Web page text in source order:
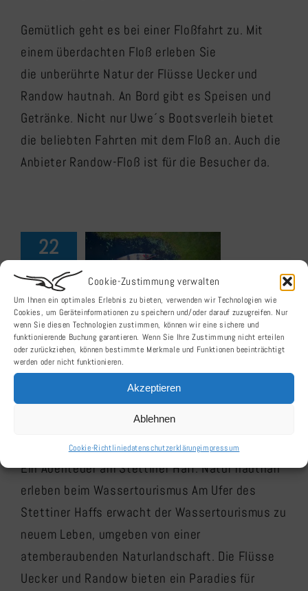
Cookie-Zustimmung verwalten
Um Ihnen ein optimales Erlebnis zu bieten, verwenden wir Technologien wie
Cookies, um Geräteinformationen zu speichern und/oder darauf zuzugreifen. Nur
wenn Sie diesen Technologien zustimmen, können wir eine sichere und
funktionierende Buchung garantieren. Wenn Sie Ihre Zustimmung nicht erteilen
oder zurückziehen, können bestimmte Merkmale und Funktionen beeinträchtigt
werden oder nicht funktionieren.
Akzeptieren
Ablehnen
Cookie-Richtliniedatenschutzerklärungimpressum
Gemütlich geht es bei einer Floßfahrt zu. Mit
einem überdachten Floß erleben Sie
die unberührte Natur der Flüsse Uecker und
Randow hautnah. An Bord gibt es Speisen und
Getränke. Nicht nur Uwe´s Bootsverleih bietet
die beliebten Fahrten mit dem Floß an. Auch die
Anbieter Randow-Floß ist für die Besucher da.
22
04, 2024
auf Uecker
und Randow
Wasserwandern
auf Uecker und
Randow
Ein Abenteuer am Stettiner Haff: Natur hautnah
erleben beim Wassertourismus Am Ufer des
Stettiner Haffs erwacht der Wassertourismus zu
neuem Leben, umgeben von einer
atemberaubenden Naturlandschaft. Die Flüsse
Uecker und Randow bieten ein Paradies für